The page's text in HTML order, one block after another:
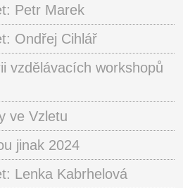
Petr Marek
Ondřej Cihlář
vzdělávacích workshopů
ve Vzletu
jinak 2024
Lenka Kabrhelová